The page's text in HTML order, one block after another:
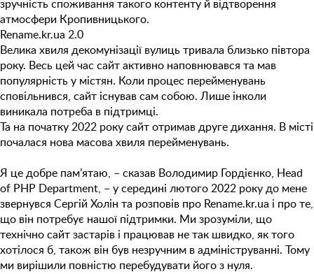
зручність споживання такого контенту й відтворення
атмосфери Кропивницького.
Rename.kr.ua 2.0
Велика хвиля декомунізації вулиць тривала близько півтора
року. Весь цей час сайт активно наповнювався та мав
популярність у містян. Коли процес перейменувань
сповільнився, сайт існував сам собою. Лише інколи
виникала потреба в підтримці.
Та на початку 2022 року сайт отримав друге дихання. В місті
почалася нова масова хвиля перейменувань.
Я це добре пам’ятаю, – сказав Володимир Гордієнко, Head
of PHP Department, – у середині лютого 2022 року до мене
звернувся Сергій Холін та розповів про Rename.kr.ua і про те,
що він потребує нашої підтримки. Ми зрозуміли, що
технічно сайт застарів і працював не так швидко, як того
хотілося б, також він був незручним в адмініструванні. Тому
ми вирішили повністю перебудувати його з нуля.